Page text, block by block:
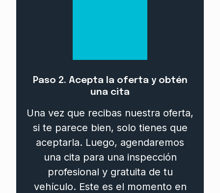
Paso 2. Acepta la oferta y obtén
una cita
Una vez que recibas nuestra oferta,
si te parece bien, solo tienes que
aceptarla. Luego, agendaremos
una cita para una inspección
profesional y gratuita de tu
vehículo. Este es el momento en